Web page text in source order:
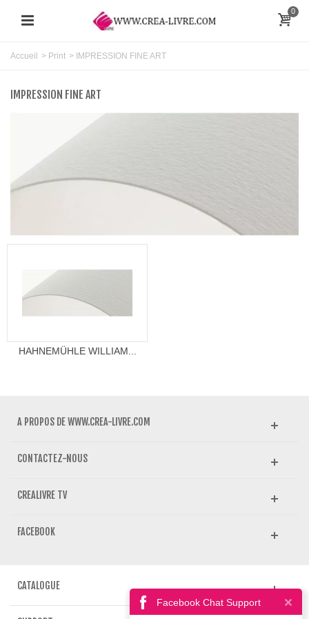
0
Accueil > Print > IMPRESSION FINE ART
IMPRESSION FINE ART
HAHNEMÜHLE WILLIAM...
A PROPOS DE WWW.CREA-LIVRE.COM
CONTACTEZ-NOUS
CREALIVRE TV
FACEBOOK
CATALOGUE
Facebook Chat Support